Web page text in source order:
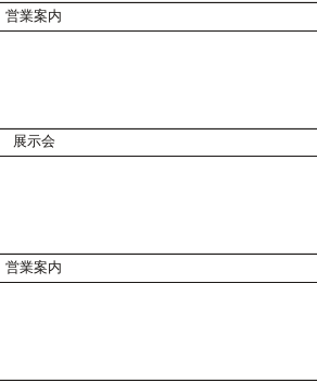
営業案内
展示会
営業案内